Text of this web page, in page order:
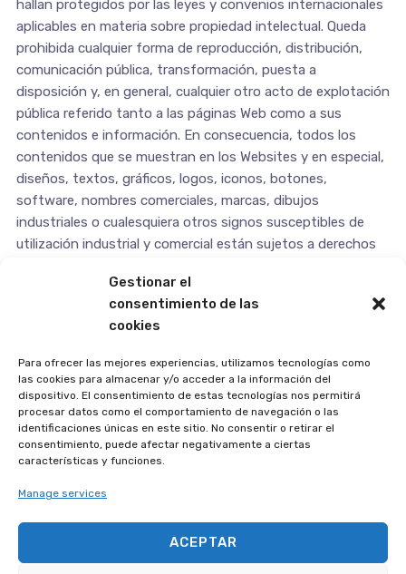
Gestionar el
consentimiento de las
cookies
Para ofrecer las mejores experiencias, utilizamos tecnologías como
las cookies para almacenar y/o acceder a la información del
dispositivo. El consentimiento de estas tecnologías nos permitirá
procesar datos como el comportamiento de navegación o las
identificaciones únicas en este sitio. No consentir o retirar el
consentimiento, puede afectar negativamente a ciertas
características y funciones.
Manage services
ACEPTAR
hallan protegidos por las leyes y convenios internacionales
aplicables en materia sobre propiedad intelectual. Queda
prohibida cualquier forma de reproducción, distribución,
comunicación pública, transformación, puesta a
disposición y, en general, cualquier otro acto de explotación
pública referido tanto a las páginas Web como a sus
contenidos e información. En consecuencia, todos los
contenidos que se muestran en los Websites y en especial,
diseños, textos, gráficos, logos, iconos, botones,
software, nombres comerciales, marcas, dibujos
industriales o cualesquiera otros signos susceptibles de
utilización industrial y comercial están sujetos a derechos
PROPIETARIOS BASE 2000-SAN MARTIN
titulares de los mismos que han autorizado debidamente su
inclusión en la web.
Los contenidos, imágenes, formas, índices y demás
expresiones formales que formen parte de las páginas Web,
así como el software necesario para el funcionamiento y
visualización de las mismas, constituyen asimismo una obra
en el sentido del Derecho de Autor y quedan, por lo tanto,
legislaciones nacionales en materia de Propiedad intelectual
que resulten aplicables
En concreto, y sin carácter exhaustivo, quedan prohibidos